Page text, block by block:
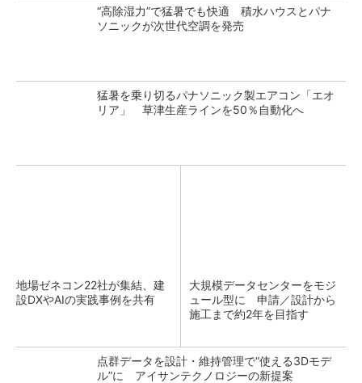
“高除湿力”で猛暑でも快適 積水ハウスとパナ
ソニックが次世代空調を発売
猛暑を乗り切るパナソニック製エアコン「エオ
リア」 草津生産ラインを50％自動化へ
地場ゼネコン22社が集結、建
設DXやAIの実践事例を共有
大規模データセンターをモジ
ュール型に 申請／設計から
施工まで約2年を目指す
点群データを設計・維持管理で“使える3Dモデ
ル”に アイサンテクノロジーの新提案